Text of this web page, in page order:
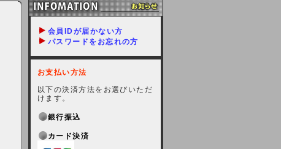
会員IDが届かない方
パスワードをお忘れの方
お支払い方法
以下の決済方法をお選びいただ
けます。
銀行振込
カード決済